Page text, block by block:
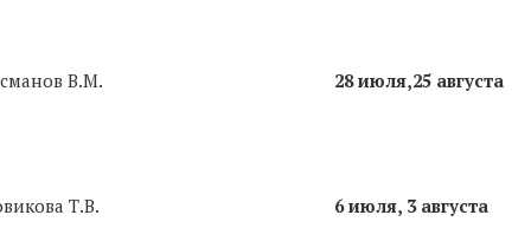
В.М. 28 июля,25 августа
Т.В. 6 июля, 3 августа